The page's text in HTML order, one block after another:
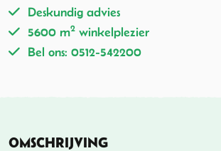
Deskundig advies
5600 m2 winkelplezier
Bel ons: 0512-542200
OMSCHRIJVING